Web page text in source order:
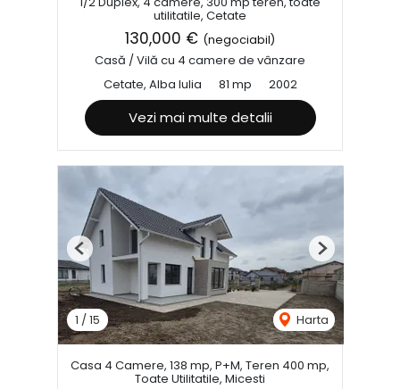
utilitatile, Cetate
130,000 € (negociabil)
Casă / Vilă cu 4 camere de vânzare
Cetate, Alba Iulia
81 mp 2002
Vezi mai multe detalii
1 /15 Harta
Previous Next
Casa 4 Camere, 138 mp, P+M, Teren 400 mp,
Toate Utilitatile, Micesti